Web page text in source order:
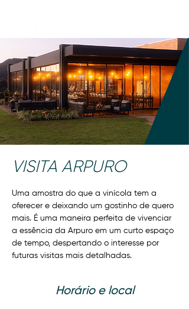
VISITA ARPURO
Uma amostra do que a vinícola tem a
oferecer e deixando um gostinho de quero
mais. É uma maneira perfeita de vivenciar
a essência da Arpuro em um curto espaço
de tempo, despertando o interesse por
futuras visitas mais detalhadas.
Horário e local